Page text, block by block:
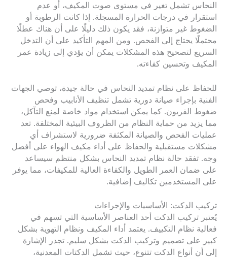
النحاس تشمل تغير في مستوى صوت المكيف، أو عدم
استقرار في درجات الحرارة المسجلة. إذا كانت الرطوبة أو
الضغوط غير متوازنة، فقد يكون ذلك دليلًا على أن هناك عطلًا
محتملًا يحتاج إلى الفحص. ومن المهم التأكيد على أن التدخل
السريع لتصحيح هذه المشكلات يمكن أن يؤدي إلى زيادة عمر
المكيف وتحسين كفاءته.
للحفاظ على نظام تمديد النحاس في حالة جيدة، توصي الجهات
الفنية بإجراء صيانة دورية تشمل تنظيف الأنابيب وفحص
ضغوط الفريون. كما يمكن استخدام مواد خاصة لمنع التآكل،
مما يزيد من حماية النظام من الظروف البيئية المختلفة. تعد
عمليات الفحص والصيانة المكثفة ضرورية لاستشراف أي
مشكلات مستقبلية والحفاظ على أداء مكيف الهواء على أفضل
وجه. تفقد حالة نظام تمديد النحاس بشكل منتظم سيساعد
على ضمان العمر الطويل والكفاءة العالية للمكيفات، مما يوفر
على المستخدمين تكاليف إضافية.
تركيب الدكت: الأساسيات والإجراءات
يُعتبر تركيب الدكت أحد العناصر الأساسية التي تسهم في
فعالية نظام التكييف. يعتمد أداء المكيف ونظام التهوية بشكل
كبير على تصميم وتركيب الدكت بشكل سليم. تجدر الإشارة
إلى أن أنواع الدكت تتنوع، حيث تشمل الدكتات المعدنية،